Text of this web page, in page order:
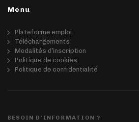
Menu
Plateforme emploi
Téléchargements
Modalités d’inscription
Politique de cookies
Politique de confidentialité
BESOIN D'INFORMATION ?